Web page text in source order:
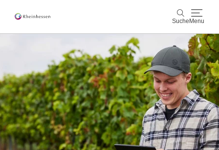
Suche Menu
Suche
Wein & Genuss
Aktiv & Natur
Kultur & Städte
Veranstaltungen